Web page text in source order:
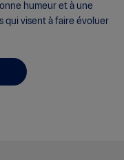
humeur et à une
qui visent à faire évoluer